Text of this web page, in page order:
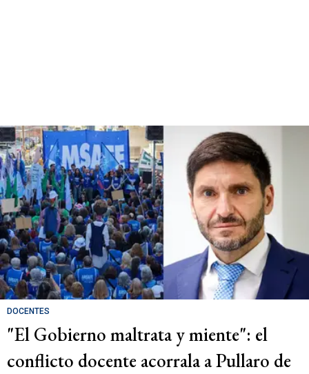
DOCENTES
"El Gobierno maltrata y miente": el
conflicto docente acorrala a Pullaro de